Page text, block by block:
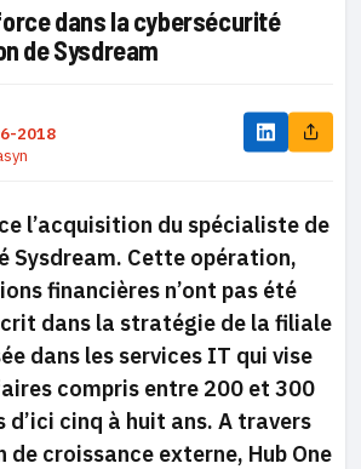
dans la cybersécurité
de Sysdream
2018
l’acquisition du spécialiste de
Sysdream. Cette opération,
financières n’ont pas été
dans la stratégie de la filiale
dans les services IT qui vise
compris entre 200 et 300
d’ici cinq à huit ans. A travers
croissance externe, Hub One